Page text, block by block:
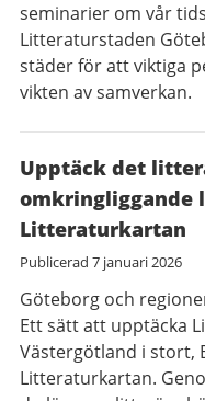
seminarier om vår
Litteraturstaden
städer för att viktiga
vikten av samverkan.
Upptäck det
omkringliggande
Litteraturkartan
Publicerad 7 januari 2026
Göteborg och
Ett sätt att upptäcka
Västergötland i stort,
Litteraturkartan.